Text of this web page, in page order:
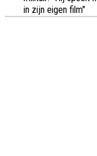
in zijn eigen film"